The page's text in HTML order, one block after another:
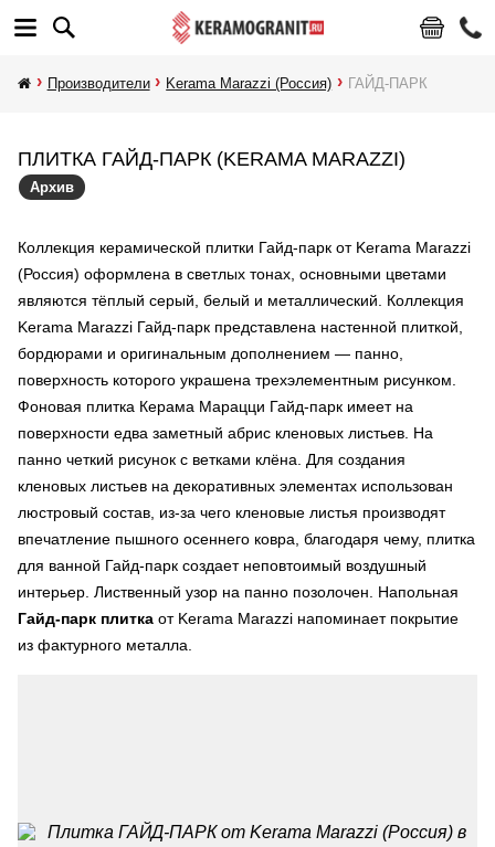
Производители Kerama Marazzi (Россия) ГАЙД-ПАРК
ПЛИТКА ГАЙД-ПАРК (KERAMA MARAZZI)
Архив
Коллекция керамической плитки Гайд-парк от Kerama Marazzi
(Россия) оформлена в светлых тонах, основными цветами
являются тёплый серый, белый и металлический. Коллекция
Kerama Marazzi Гайд-парк представлена настенной плиткой,
бордюрами и оригинальным дополнением — панно,
поверхность которого украшена трехэлементным рисунком.
Фоновая плитка Керама Марацци Гайд-парк имеет на
поверхности едва заметный абрис кленовых листьев. На
панно четкий рисунок с ветками клёна. Для создания
кленовых листьев на декоративных элементах использован
люстровый состав, из-за чего кленовые листья производят
впечатление пышного осеннего ковра, благодаря чему, плитка
для ванной Гайд-парк создает неповтоимый воздушный
интерьер. Лиственный узор на панно позолочен. Напольная
Гайд-парк плитка от Kerama Marazzi напоминает покрытие
из фактурного металла.